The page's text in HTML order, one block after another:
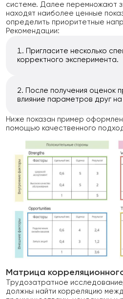
системе. Далее перемножают
находят наиболее ценные
определить приоритетные
Рекомендации:
Пригласите несколько
корректного эксперимента.
После получения оценок
влияние параметров друг
Ниже показан пример
помощью качественного
Матрица
Трудозатратное
должны найти корреляцию